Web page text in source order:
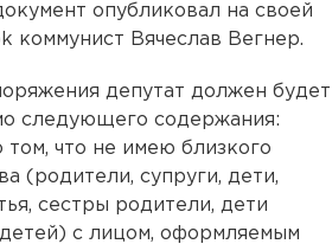
опубликовал на своей
коммунист Вячеслав Вегнер.
депутат должен будет
следующего содержания:
что не имею близкого
(родители, супруги, дети,
сестры родители, дети
детей) с лицом, оформляемым